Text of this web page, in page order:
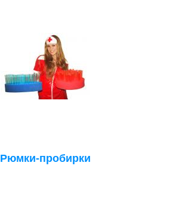
Рюмки-пробирки